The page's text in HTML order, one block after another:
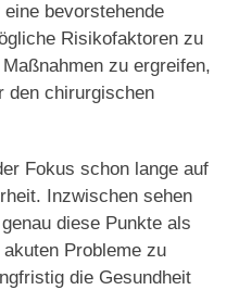
bevorstehende
Risikofaktoren zu
zu ergreifen,
den chirurgischen
Fokus schon lange auf
Inzwischen sehen
diese Punkte als
Probleme zu
die Gesundheit